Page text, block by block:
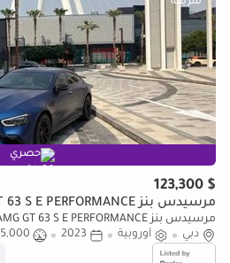
حصري
$ 123,300
مرسيدس بنز AMG GT 63 S E PERFORMANCE
مرسيدس بنز AMG GT 63 S E PERFORMANCE
دبي
أوروبية 2023
25,000